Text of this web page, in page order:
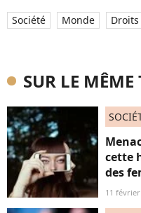
Société Monde Droits
SUR LE MÊME
cette
des
11